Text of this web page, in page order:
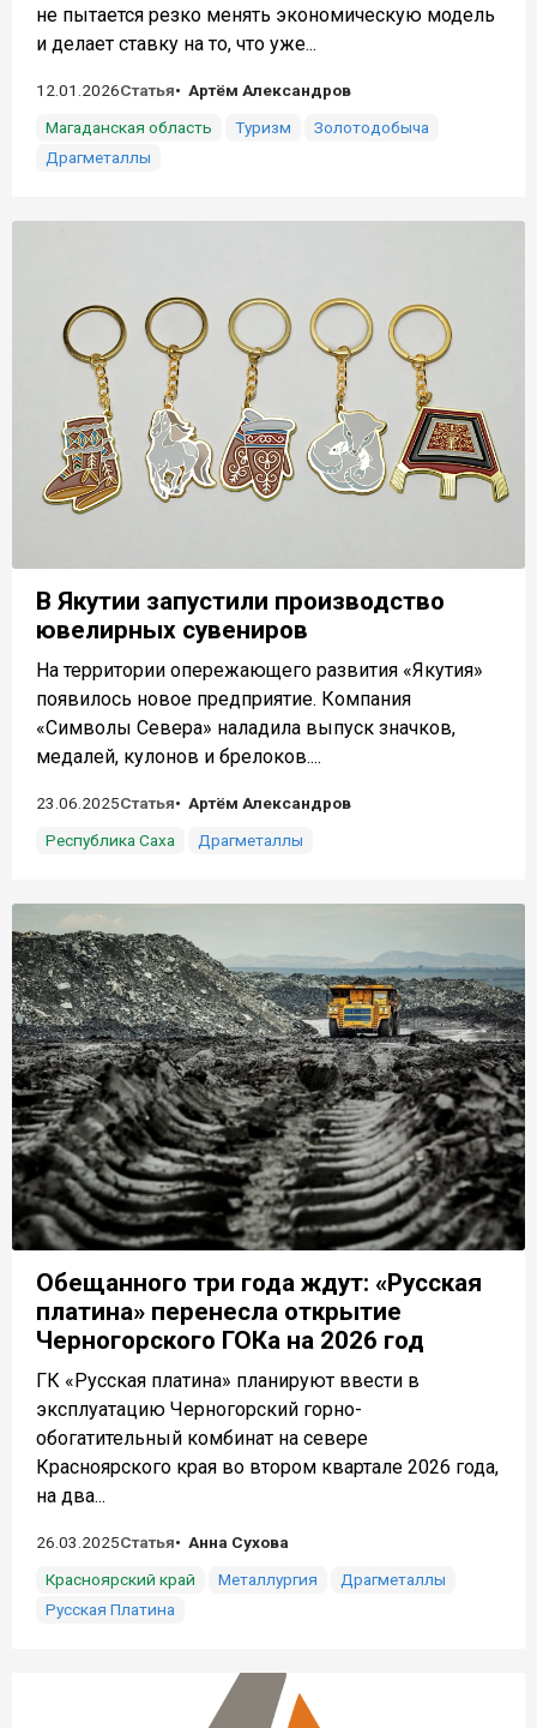
не пытается резко менять экономическую модель
и делает ставку на то, что уже...
12.01.2026Статья
Артём Александров
Магаданская область
Туризм
Золотодобыча
Драгметаллы
В Якутии запустили производство
ювелирных сувениров
На территории опережающего развития «Якутия»
появилось новое предприятие. Компания
«Символы Севера» наладила выпуск значков,
медалей, кулонов и брелоков....
23.06.2025Статья
Артём Александров
Республика Саха
Драгметаллы
Обещанного три года ждут: «Русская
платина» перенесла открытие
Черногорского ГОКа на 2026 год
ГК «Русская платина» планируют ввести в
эксплуатацию Черногорский горно-
обогатительный комбинат на севере
Красноярского края во втором квартале 2026 года,
на два...
26.03.2025Статья
Анна Сухова
Красноярский край
Металлургия
Драгметаллы
Русская Платина